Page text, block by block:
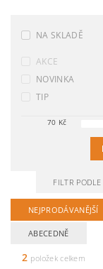
NA SKLADĚ
AKCE
NOVINKA
TIP
70 Kč
FILTR
NEJPRODÁVANĚJŠÍ
ABECEDNĚ
2 položek celkem